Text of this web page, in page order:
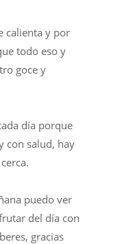
calienta y por
todo eso y
goce y
día porque
con salud, hay
puedo ver
del día con
gracias